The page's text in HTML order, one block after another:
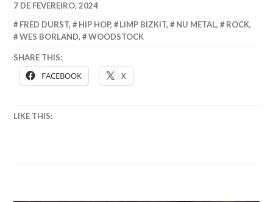
7 DE FEVEREIRO, 2024
FRED DURST, HIP HOP, LIMP BIZKIT, NU METAL, ROCK,
WES BORLAND, WOODSTOCK
SHARE THIS:
FACEBOOK X
LIKE THIS: